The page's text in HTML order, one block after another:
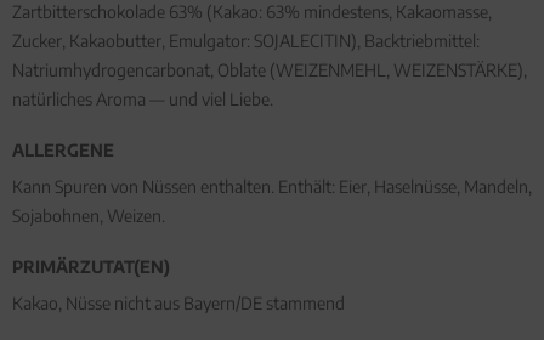
Zartbitterschokolade 63% (Kakao: 63% mindestens, Kakaomasse,
Zucker, Kakaobutter, Emulgator: SOJALECITIN), Backtriebmittel:
Natriumhydrogencarbonat, Oblate (WEIZENMEHL, WEIZENSTÄRKE),
natürliches Aroma — und viel Liebe.
ALLERGENE
Kann Spuren von Nüssen enthalten. Enthält: Eier, Haselnüsse, Mandeln,
Sojabohnen, Weizen.
PRIMÄRZUTAT(EN)
Kakao, Nüsse nicht aus Bayern/DE stammend